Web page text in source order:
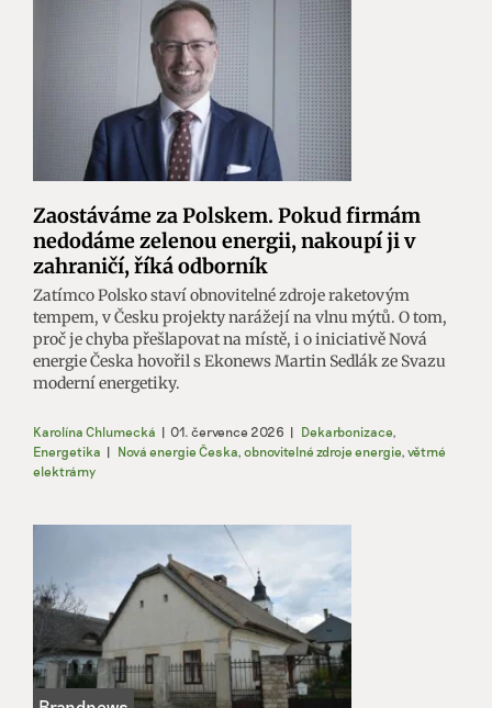
Zaostáváme za Polskem. Pokud firmám
nedodáme zelenou energii, nakoupí ji v
zahraničí, říká odborník
Zatímco Polsko staví obnovitelné zdroje raketovým
tempem, v Česku projekty narážejí na vlnu mýtů. O tom,
proč je chyba přešlapovat na místě, i o iniciativě Nová
energie Česka hovořil s Ekonews Martin Sedlák ze Svazu
moderní energetiky.
Karolína Chlumecká | 01. července 2026 | Dekarbonizace
Energetika | Nová energie Česka obnovitelné zdroje energie větrné
elektrárny